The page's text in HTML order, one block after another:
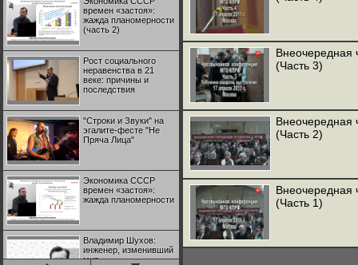
времен «застоя»:
жажда планомерности
(часть 2)
Рост социального
неравенства в 21
веке: причины и
последствия
"Строки и Звуки" на
эгалите-фесте "Не
Пряча Лица"
Экономика СССР
времен «застоя»:
жажда планомерности
Владимир Шухов:
инженер, изменивший
мир
(Часть 3)
(Часть 2)
(Часть 1)